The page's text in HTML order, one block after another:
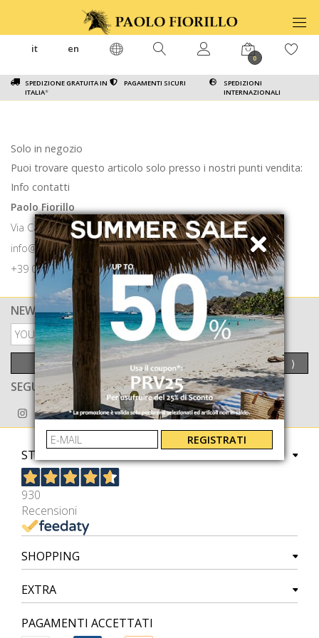
SPEDIZIONE GRATUITA IN
ITALIA*
PAGAMENTI SICURI
SPEDIZIONI
INTERNAZIONALI
it en
0
Solo in negozio
Puoi trovare questo articolo solo presso i nostri punti vendita:
Info contatti
Paolo Fiorillo
Via Calabritto 9 80121 Napoli
info@paolofiorillo.com
+39 081 1857 6024
NEWSLETTER
PRIVACY POLICY
INVIA ⟩
SEGUICI ANCHE SU
STORE
930
Recensioni
SHOPPING
EXTRA
PAGAMENTI ACCETTATI
REGISTRATI